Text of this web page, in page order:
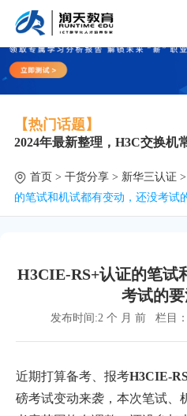
【热门话题】
2024年最新整理，H3C交换机
首页 > 干货分享> 新华三认证 >
的笔试和机试都有变动，还没考试
H3CIE-RS+认证的笔试
考试的
发布时间:2 个 月 前 栏目：
近期打算备考、报考H3CIE-
磅考试变动来袭，本次笔试、